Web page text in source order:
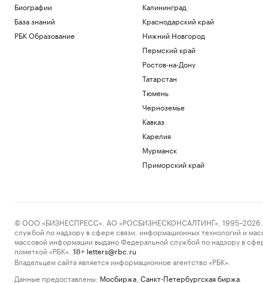
Биографии
База знаний
РБК Образование
Калининград
Краснодарский край
Нижний Новгород
Пермский край
Ростов-на-Дону
Татарстан
Тюмень
Черноземье
Кавказ
Карелия
Мурманск
Приморский край
© ООО «БИЗНЕСПРЕСС», АО «РОСБИЗНЕСКОНСАЛТИНГ», 1995–2026.
службой по надзору в сфере связи, информационных технологий и
массовой информации выдано Федеральной службой по надзору в
пометкой «РБК».
18+ letters@rbc.ru
Владельцем сайта является информационное агентство «РБК».
Данные предоставлены: Мосбиржа Санкт-Петербургская биржа